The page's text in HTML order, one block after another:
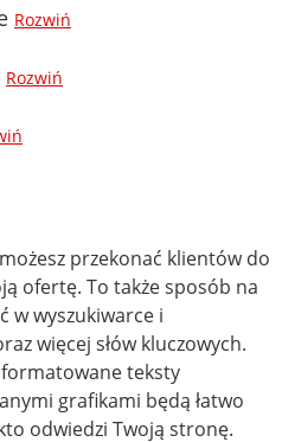
Rozwiń
Rozwiń
przekonać klientów do
ofertę. To także sposób na
w wyszukiwarce i
więcej słów kluczowych.
teksty
grafikami będą łatwo
odwiedzi Twoją stronę.